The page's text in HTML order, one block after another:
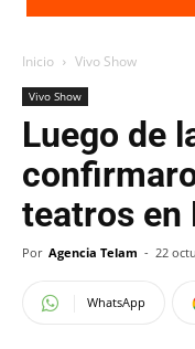
Inicio Vivo Show
Vivo Show
Luego de
teatros en
Por Agencia Telam - 22
WhatsApp